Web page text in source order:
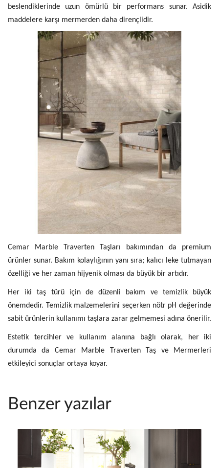
beslendiklerinde uzun ömürlü bir performans sunar. Asidik
maddelere karşı mermerden daha dirençlidir.
Cemar Marble Traverten Taşları bakımından da premium
ürünler sunar. Bakım kolaylığının yanı sıra; kalıcı leke tutmayan
özelliği ve her zaman hijyenik olması da büyük bir artıdır.
Her iki taş türü için de düzenli bakım ve temizlik büyük
önemdedir. Temizlik malzemelerini seçerken nötr pH değerinde
sabit ürünlerin kullanımı taşlara zarar gelmemesi adına önerilir.
Estetik tercihler ve kullanım alanına bağlı olarak, her iki
durumda da Cemar Marble Traverten Taş ve Mermerleri
etkileyici sonuçlar ortaya koyar.
Benzer yazılar